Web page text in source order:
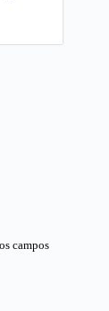
campos